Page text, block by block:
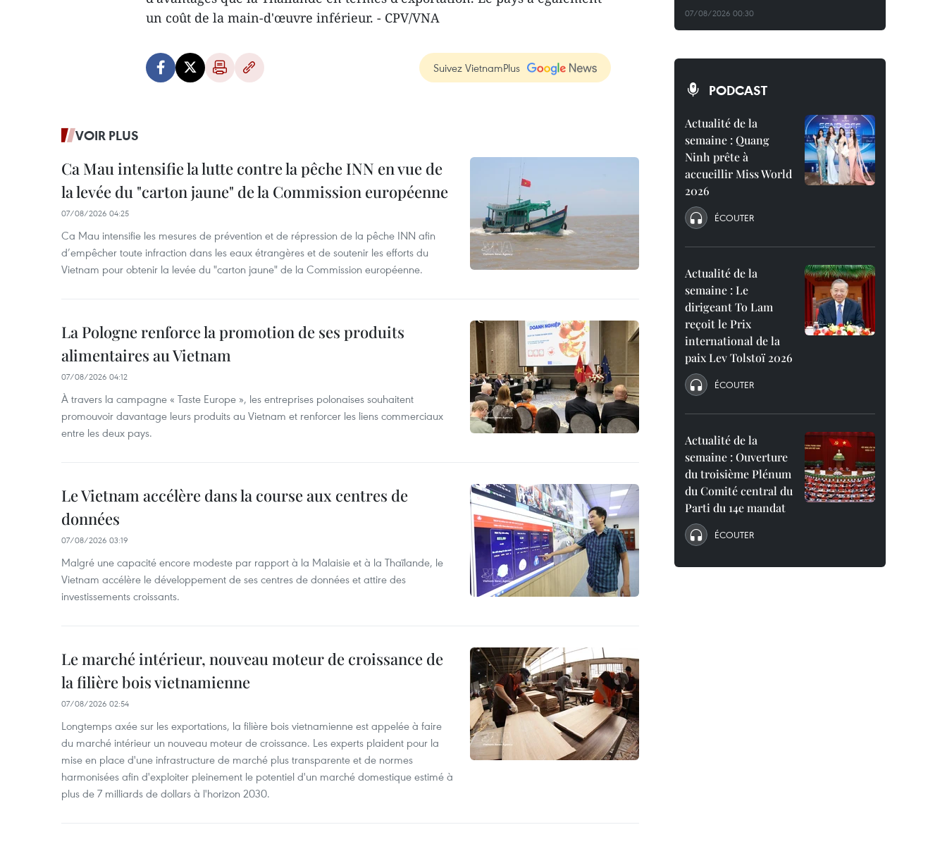
un coût de la main-d'œuvre inférieur. - CPV/VNA
Suivez VietnamPlus
VOIR PLUS
Ca Mau intensifie la lutte contre la pêche INN en vue de
la levée du "carton jaune" de la Commission européenne
07/08/2026 04:25
Ca Mau intensifie les mesures de prévention et de répression de la pêche INN afin
d’empêcher toute infraction dans les eaux étrangères et de soutenir les efforts du
Vietnam pour obtenir la levée du "carton jaune" de la Commission européenne.
La Pologne renforce la promotion de ses produits
alimentaires au Vietnam
07/08/2026 04:12
À travers la campagne « Taste Europe », les entreprises polonaises souhaitent
promouvoir davantage leurs produits au Vietnam et renforcer les liens commerciaux
entre les deux pays.
Le Vietnam accélère dans la course aux centres de
données
07/08/2026 03:19
Malgré une capacité encore modeste par rapport à la Malaisie et à la Thaïlande, le
Vietnam accélère le développement de ses centres de données et attire des
investissements croissants.
Le marché intérieur, nouveau moteur de croissance de
la filière bois vietnamienne
07/08/2026 02:54
Longtemps axée sur les exportations, la filière bois vietnamienne est appelée à faire
du marché intérieur un nouveau moteur de croissance. Les experts plaident pour la
mise en place d'une infrastructure de marché plus transparente et de normes
harmonisées afin d'exploiter pleinement le potentiel d'un marché domestique estimé à
plus de 7 milliards de dollars à l'horizon 2030.
07/08/2026 00:30
PODCAST
Actualité de la
semaine : Quang
Ninh prête à
accueillir Miss World
2026
ÉCOUTER
Actualité de la
semaine : Le
dirigeant To Lam
reçoit le Prix
international de la
paix Lev Tolstoï 2026
ÉCOUTER
Actualité de la
semaine : Ouverture
du troisième Plénum
du Comité central du
Parti du 14e mandat
ÉCOUTER